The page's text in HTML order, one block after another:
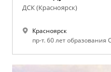
ДСК (Красноярск)
Красноярск
пр-т. 60 лет образования